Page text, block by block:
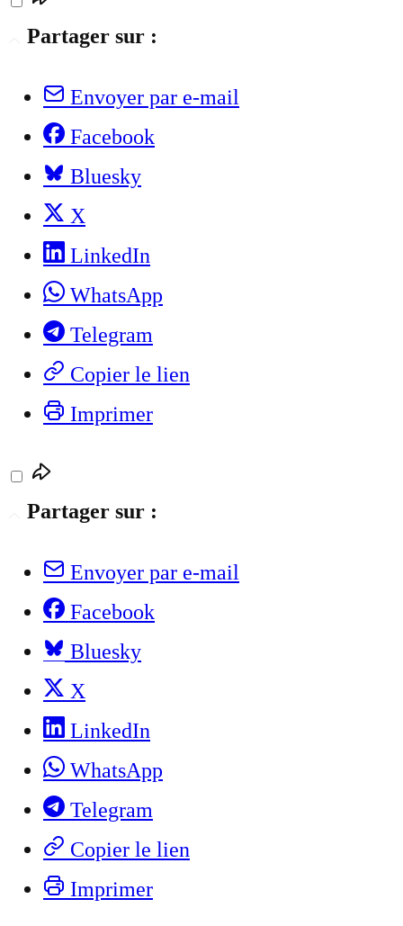
Partager sur :
Envoyer par e-mail
Facebook
Bluesky
X
LinkedIn
WhatsApp
Telegram
Copier le lien
Imprimer
Partager sur :
Envoyer par e-mail
Facebook
Bluesky
X
LinkedIn
WhatsApp
Telegram
Copier le lien
Imprimer